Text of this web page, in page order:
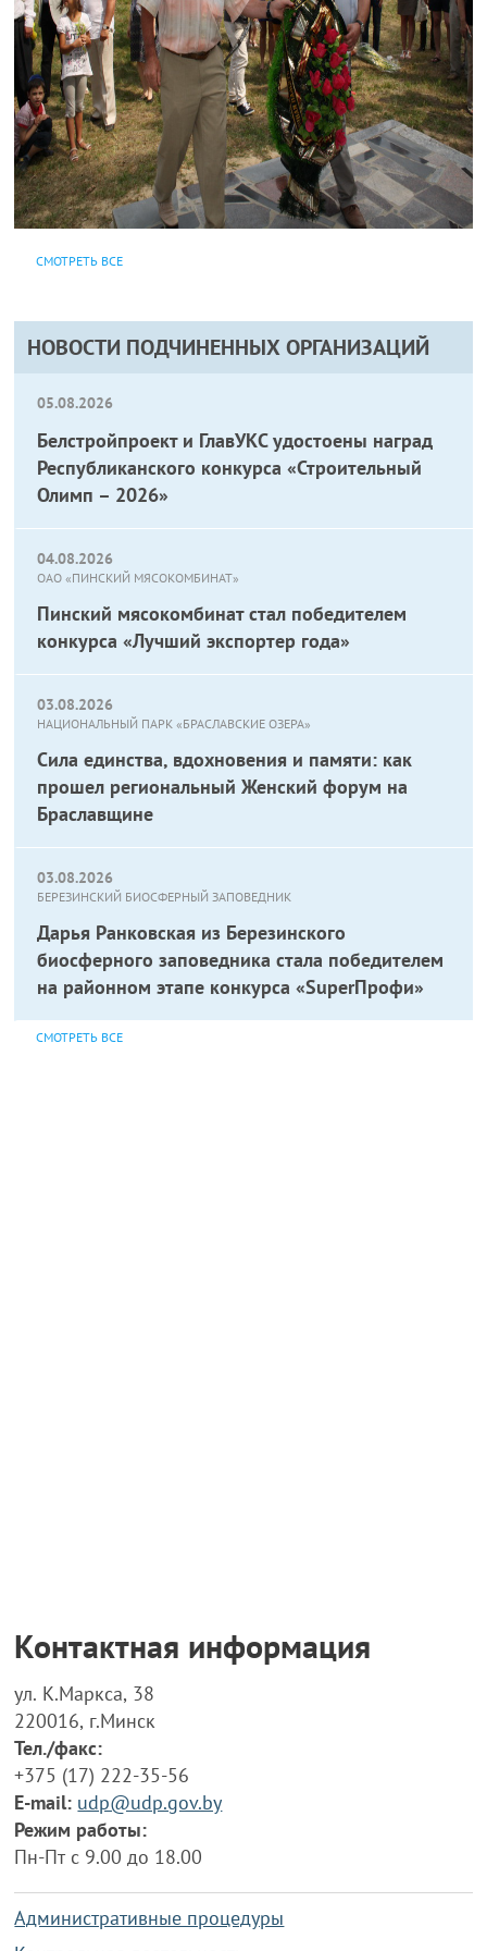
НОВОСТИ ПОДЧИНЕННЫХ ОРГАНИЗАЦИЙ
05.08.2026
Белстройпроект и ГлавУКС удостоены наград
Республиканского конкурса «Строительный
Олимп – 2026»
04.08.2026
ОАО «ПИНСКИЙ МЯСОКОМБИНАТ»
Пинский мясокомбинат стал победителем
конкурса «Лучший экспортер года»
03.08.2026
НАЦИОНАЛЬНЫЙ ПАРК «БРАСЛАВСКИЕ ОЗЕРА»
Сила единства, вдохновения и памяти: как
прошел региональный Женский форум на
Браславщине
03.08.2026
БЕРЕЗИНСКИЙ БИОСФЕРНЫЙ ЗАПОВЕДНИК
Дарья Ранковская из Березинского
биосферного заповедника стала победителем
на районном этапе конкурса «SuperПрофи»
СМОТРЕТЬ ВСЕ
СМОТРЕТЬ ВСЕ
Контактная информация
ул. К.Маркса, 38
220016, г.Минск
Тел./факс:
+375 (17) 222-35-56
E-mail: udp@udp.gov.by
Режим работы:
Пн-Пт с 9.00 до 18.00
Административные процедуры